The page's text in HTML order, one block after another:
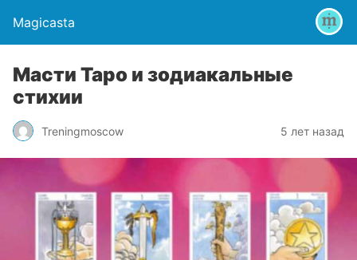
Magicasta
Масти Таро и зодиакальные
стихии
Treningmoscow 5 лет назад